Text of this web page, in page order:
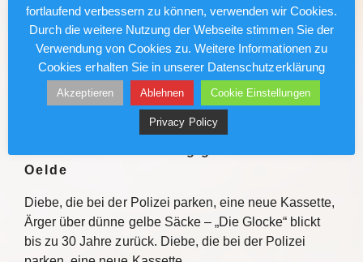
An der Bleilochtalsperre bei Saalburg in Thüringen
tanzt gerade die Festivalgemeinde. Einige scheinen
nicht nur wegen der Musik zu kommen. Weiterlesen
Weiterlesen
Oelde
Diebe, die bei der Polizei parken, eine neue Kassette,
Ärger über dünne gelbe Säcke – „Die Glocke“ blickt
bis zu 30 Jahre zurück. Diebe, die bei der Polizei
fortlaufend verbessern zu können, verwenden wir Cookies.
Durch die weitere Nutzung der Webseite stimmen Sie der
Verwendung von Cookies zu. Weitere Informationen zu
Cookies erhalten Sie in unserer Datenschutzerklärung
Akzeptieren Ablehnen Cookie Einstellungen
Privacy Policy